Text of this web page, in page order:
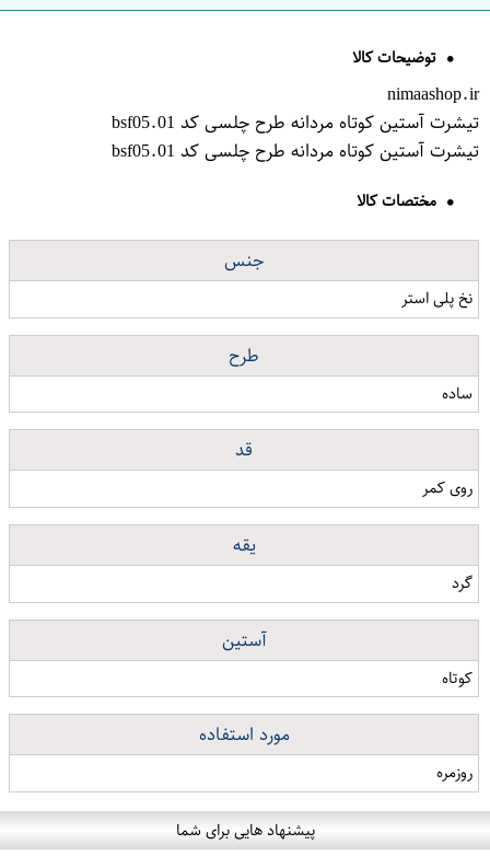
توضیحات کالا
nimaashop.ir
تیشرت آستین کوتاه مردانه طرح چلسی کد bsf05.01
تیشرت آستین کوتاه مردانه طرح چلسی کد bsf05.01
مختصات کالا
جنس
نخ پلی استر
طرح
ساده
قد
روی کمر
یقه
گرد
آستین
کوتاه
مورد استفاده
روزمره
پیشنهاد هایی برای شما